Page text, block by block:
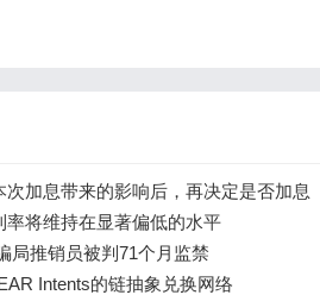
次加息带来的影响后，再决定是否加息
率将维持在显著偏低的水平
局推销员被判71个月监禁
Intents的链抽象兑换网络